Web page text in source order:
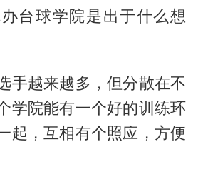
台球学院是出于什么想
手越来越多，但分散在不
学院能有一个好的训练环
起，互相有个照应，方便